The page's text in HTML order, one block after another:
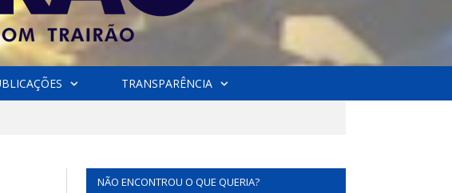
TRANSPARÊNCIA
NÃO ENCONTROU O QUE QUERIA?